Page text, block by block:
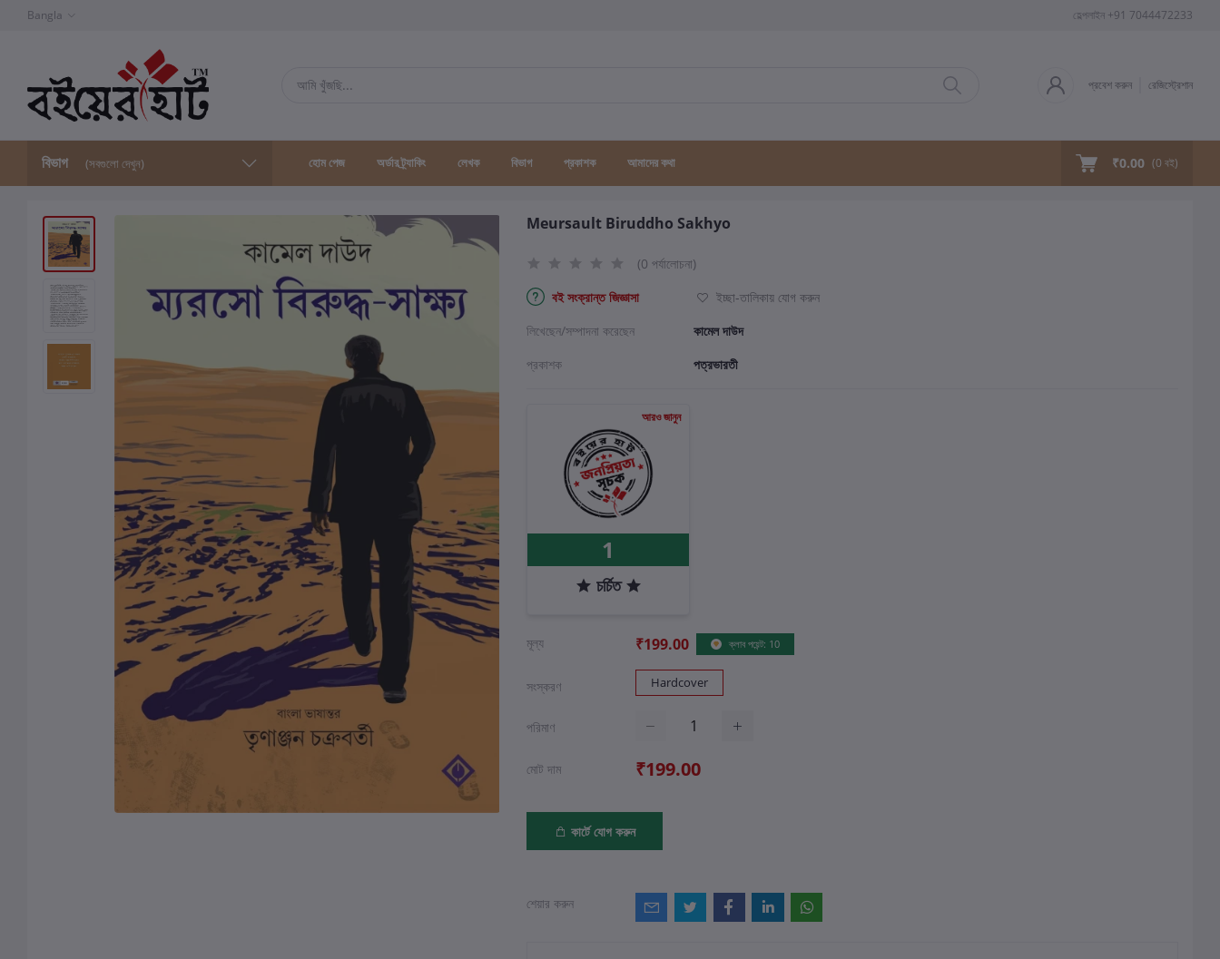
Bangla হেল্পলাইন +91 7044472233
প্রবেশ করুন রেজিস্ট্রেশান
বিভাগ (সবগুলো দেখুন) হোম পেজ অর্ডার ট্র্যাকিং লেখক বিভাগ প্রকাশক আমাদের কথা ₹0.00 (0 বই)
Meursault Biruddho Sakhyo
(0 পর্যালোচনা)
বই সংক্রান্ত জিজ্ঞাসা
ইচ্ছা-তালিকায় যোগ করুন
লিখেছেন/সম্পাদনা করেছেন
কামেল দাউদ
প্রকাশক
পত্রভারতী
আরও জানুন
1
চর্চিত
মূল্য ₹199.00 ক্লাব পয়েন্ট: 10
সংস্করণ Hardcover
পরিমাণ
মোট দাম ₹199.00
কার্টে যোগ করুন
শেয়ার করুন